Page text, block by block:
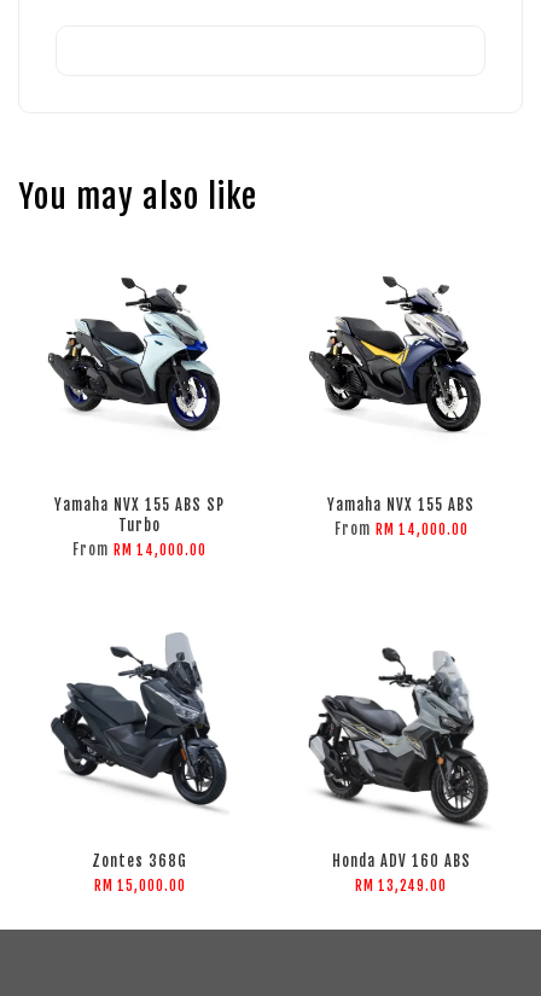
You may also like
Yamaha NVX 155 ABS SP
Turbo
FromRM 14,000.00
Yamaha NVX 155 ABS
From RM 14,000.00
Zontes 368G
RM 15,000.00
Honda ADV 160 ABS
RM 13,249.00